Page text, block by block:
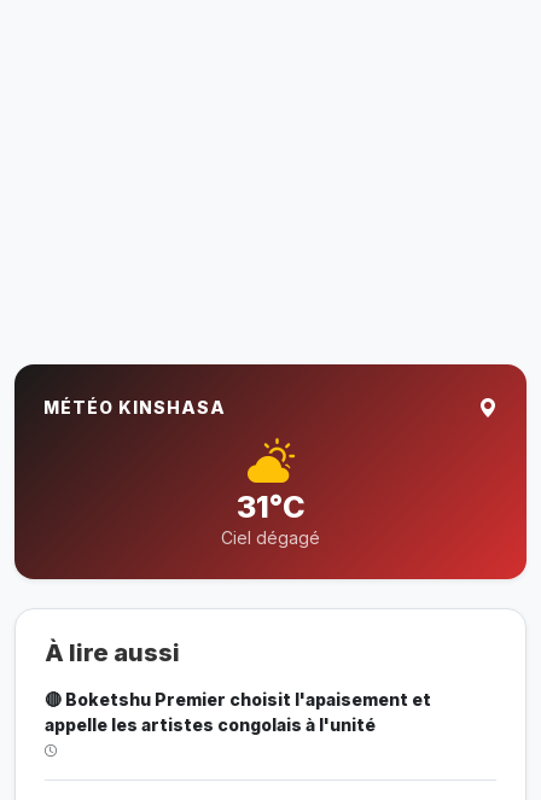
MÉTÉO KINSHASA
31°C
Ciel dégagé
À lire aussi
🔴 Boketshu Premier choisit l'apaisement et
appelle les artistes congolais à l'unité